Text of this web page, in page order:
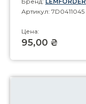
Артикул: 7D0411045
Цена:
95,00 ₴